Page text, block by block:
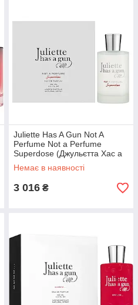
Juliette Has A Gun Not A
Perfume Not a Perfume
Superdose (Джульєтта Хас а
Ган Нот е Парфум Супердоз)
100 ml/мл
Немає в наявності
3 016 ₴